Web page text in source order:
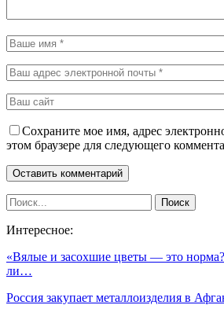
Сохраните мое имя, адрес
этом браузере для следующего
Интересное:
«Вялые и засохшие цветы — это
ли…
Россия закупает металлоизделия в